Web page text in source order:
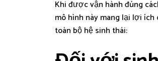
Khi được vận hành đúng
mô hình này mang lại lợi ích
toàn bộ hệ sinh thái: